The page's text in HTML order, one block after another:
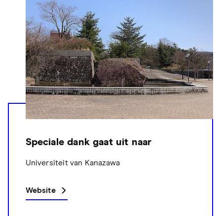
Speciale dank gaat uit naar
Universiteit van Kanazawa
Website